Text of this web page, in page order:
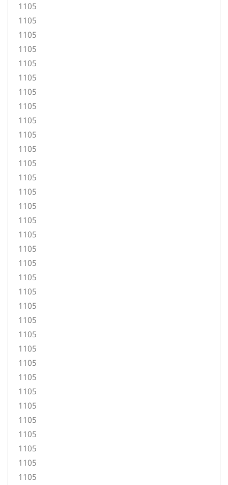
1105
1105
1105
1105
1105
1105
1105
1105
1105
1105
1105
1105
1105
1105
1105
1105
1105
1105
1105
1105
1105
1105
1105
1105
1105
1105
1105
1105
1105
1105
1105
1105
1105
1105